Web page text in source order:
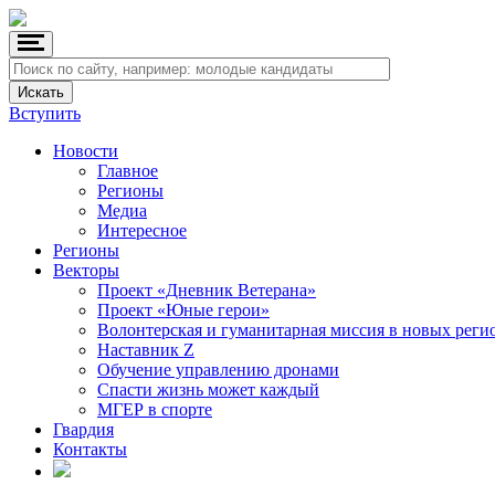
Вступить
Новости
Главное
Регионы
Медиа
Интересное
Регионы
Векторы
Проект «Дневник Ветерана»
Проект «Юные герои»
Волонтерская и гуманитарная миссия в новых
Наставник Z
Обучение управлению дронами
Спасти жизнь может каждый
МГЕР в спорте
Гвардия
Контакты